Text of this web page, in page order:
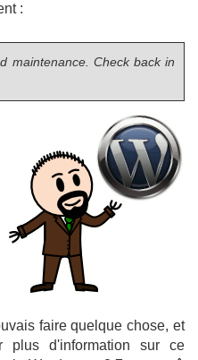
:
maintenance. Check back in
faire quelque chose, et
d'information sur ce